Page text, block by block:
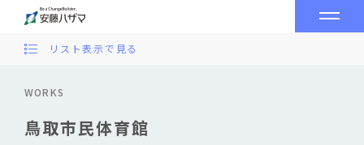
WORKS
鳥取市民体育館
リスト表示で見る